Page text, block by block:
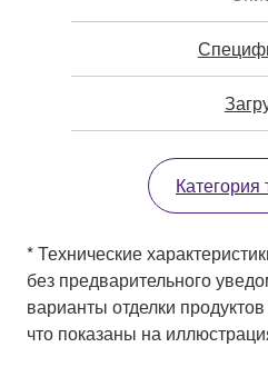
Категория
* Технические
без предварительного
варианты отделки
что показаны на